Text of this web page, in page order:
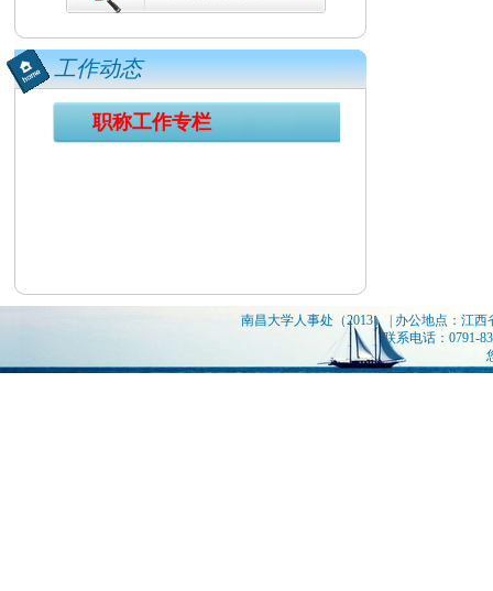
工作动态
职称工作专栏
南昌大学人事处（2013） | 办公地点：江
联系电话：0791-
您